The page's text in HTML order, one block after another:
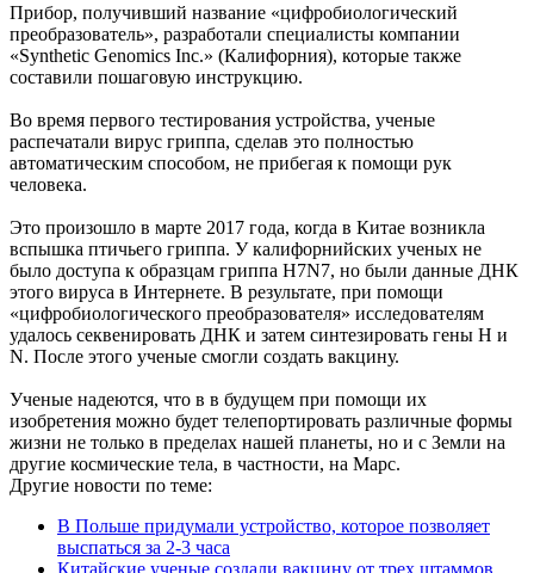
Прибор, получивший название «цифробиологический
преобразователь», разработали специалисты компании
«Synthetic Genomics Inc.» (Калифорния), которые также
составили пошаговую инструкцию.
Во время первого тестирования устройства, ученые
распечатали вирус гриппа, сделав это полностью
автоматическим способом, не прибегая к помощи рук
человека.
Это произошло в марте 2017 года, когда в Китае возникла
вспышка птичьего гриппа. У калифорнийских ученых не
было доступа к образцам гриппа H7N7, но были данные ДНК
этого вируса в Интернете. В результате, при помощи
«цифробиологического преобразователя» исследователям
удалось секвенировать ДНК и затем синтезировать гены H и
N. После этого ученые смогли создать вакцину.
Ученые надеются, что в в будущем при помощи их
изобретения можно будет телепортировать различные формы
жизни не только в пределах нашей планеты, но и с Земли на
другие космические тела, в частности, на Марс.
Другие новости по теме:
В Польше придумали устройство, которое позволяет
выспаться за 2-3 часа
Китайские ученые создали вакцину от трех штаммов